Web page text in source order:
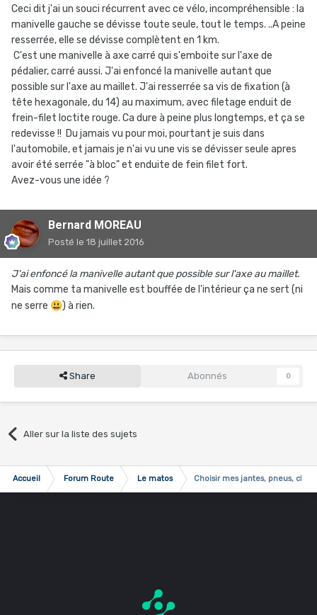
Ceci dit j'ai un souci récurrent avec ce vélo, incompréhensible : la
manivelle gauche se dévisse toute seule, tout le temps. ..A peine
resserrée, elle se dévisse complètent en 1 km.
C'est une manivelle à axe carré qui s'emboite sur l'axe de
pédalier, carré aussi. J'ai enfoncé la manivelle autant que
possible sur l'axe au maillet. J'ai resserrée sa vis de fixation (à
tête hexagonale, du 14) au maximum, avec filetage enduit de
frein-filet loctite rouge. Ca dure à peine plus longtemps, et ça se
redevisse !! Du jamais vu pour moi, pourtant je suis dans
l'automobile, et jamais je n'ai vu une vis se dévisser seule apres
avoir été serrée "à bloc" et enduite de fein filet fort.
Avez-vous une idée ?
Bernard MOREAU
Posté le 18 juillet 2016
J'ai enfoncé la manivelle autant que possible sur l'axe au maillet.
Mais comme ta manivelle est bouffée de l'intérieur ça ne sert (ni
ne serre 😃) à rien.
Share Abonnés 0
Aller sur la liste des sujets
Accueil Forum Route Le matos Choisir mes jantes, pneus,